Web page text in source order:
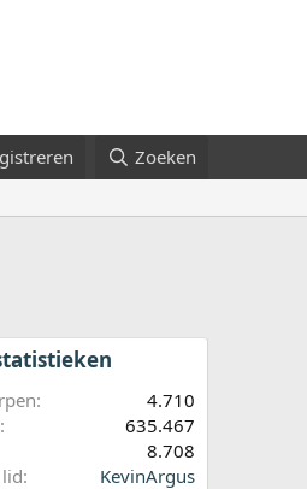
Zoeken
4.710
635.467
8.708
KevinArgus